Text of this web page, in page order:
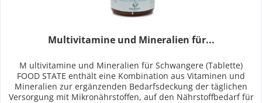
Multivitamine und Mineralien für...
M ultivitamine und Mineralien für Schwangere (Tablette)
FOOD STATE enthält eine Kombination aus Vitaminen und
Mineralien zur ergänzenden Bedarfsdeckung der täglichen
Versorgung mit Mikronährstoffen, auf den Nährstoffbedarf für